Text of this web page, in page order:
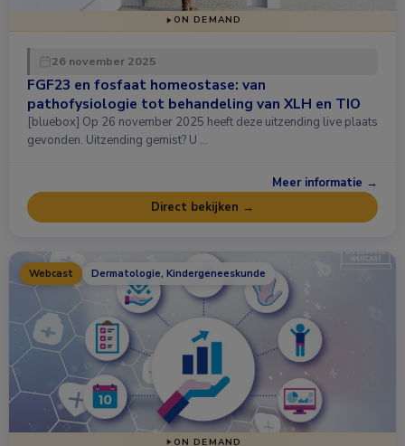
ON DEMAND
26 november 2025
FGF23 en fosfaat homeostase: van
pathofysiologie tot behandeling van XLH en TIO
[bluebox] Op 26 november 2025 heeft deze uitzending live plaats
gevonden. Uitzending gemist? U …
Meer informatie →
Direct bekijken →
Webcast Dermatologie, Kindergeneeskunde
ON DEMAND